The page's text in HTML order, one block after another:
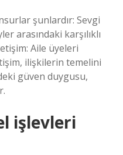
şunlardır: Sevgi
arasındaki karşılıklı
Aile üyeleri
ilişkilerin temelini
güven duygusu,
işlevleri